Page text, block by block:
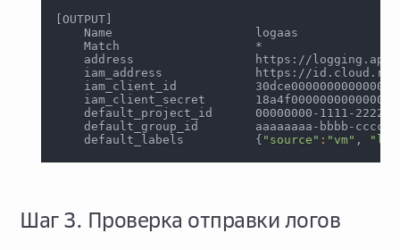
OUTPUT
    Name                    logaas
    Match                   *
address                 https://
    iam_address             https://id.cloud.ru/
iam_client_id
iam_client_secret
default_project_id      00000000-1111-2222-
default_group_id        aaaaaaaa-bbbb-cccc-
    default_labels
{ "source" : "vm" ,
Шаг 3. Проверка отправки логов